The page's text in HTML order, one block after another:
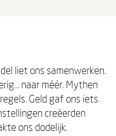
liet ons samenwerken.
naar méér. Mythen
Geld gaf ons iets
creëerden
ons dodelijk.